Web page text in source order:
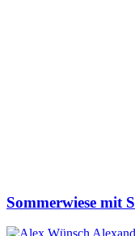
Sommerwiese mit